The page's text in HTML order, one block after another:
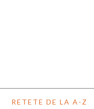
RETETE DE LA A-Z